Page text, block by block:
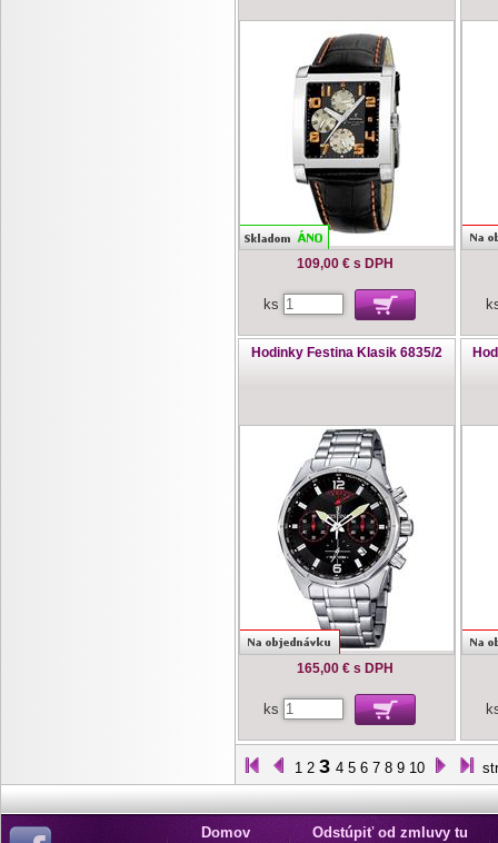
109,00 €s DPH
ks
Hodinky Festina Klasik 6835/2
165,00 €s DPH
ks
1 2 3 4 5 6 7 8 9 10
Domov Odstúpiť od zmluvy tu